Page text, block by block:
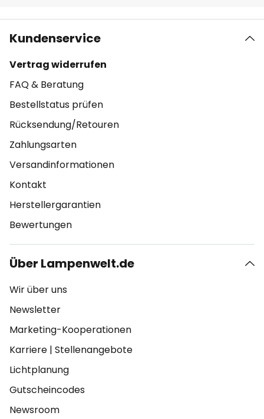
Kundenservice
Vertrag widerrufen
FAQ & Beratung
Bestellstatus prüfen
Rücksendung/Retouren
Zahlungsarten
Versandinformationen
Kontakt
Herstellergarantien
Bewertungen
Über Lampenwelt.de
Wir über uns
Newsletter
Marketing-Kooperationen
Karriere | Stellenangebote
Lichtplanung
Gutscheincodes
Newsroom